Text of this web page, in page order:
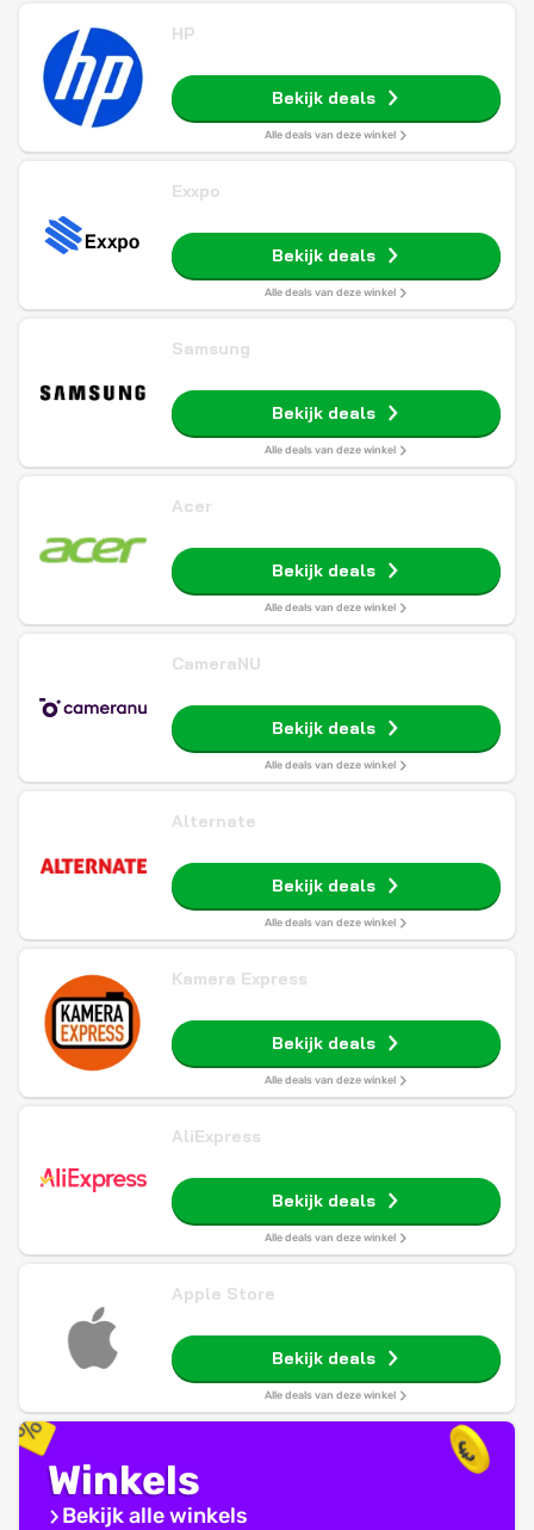
HP
Bekijk deals
Alle deals van deze winkel
Exxpo
Bekijk deals
Alle deals van deze winkel
Samsung
Bekijk deals
Alle deals van deze winkel
Acer
Bekijk deals
Alle deals van deze winkel
CameraNU
Bekijk deals
Alle deals van deze winkel
Alternate
Bekijk deals
Alle deals van deze winkel
Kamera Express
Bekijk deals
Alle deals van deze winkel
AliExpress
Bekijk deals
Alle deals van deze winkel
Apple Store
Bekijk deals
Alle deals van deze winkel
Winkels
Bekijk alle winkels